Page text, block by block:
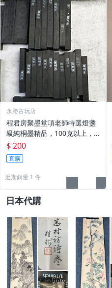
永勝古玩店
程君房聚墨堂項老師特選燈盞
級純桐墨精品，100克以上，
檀香墨質細膩黑亮 藍紫光放 檢
驗嚴選推薦 燈盞級墨 放藍紫光
檢驗嚴選
$ 200
直購
近期銷量 1 件
日本代購